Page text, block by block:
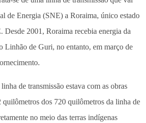
de Energia (SNE) a Roraima, único estado
Desde 2001, Roraima recebia energia da
Linhão de Guri, no entanto, em março de
de transmissão estava com as obras
quilômetros dos 720 quilômetros da linha de
no meio das terras indígenas